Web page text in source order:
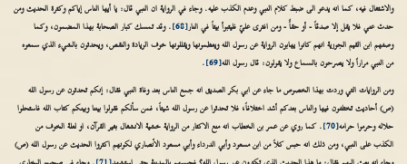
والاشتغال فيه، كما انه يدعو الى ضبط كلام النبي وعدم الكذب عليه. وجاء في الرواية ان النبي قال: يا أيها الناس إياكم وكثرة الحديث ومن
حدث عني فلا يقل إلا صدقاً - أو حقاًً - ومن افترى عليّ فليتبوأ بيتاً في النار[68]
. وقد تمسك كبار الصحابة بهذا المضمون، وكما
وصفهم ابن القيم الجوزية انهم كانوا يهابون الرواية عن رسول الله ويعظمونها ويقللونها خوف الزيادة والنقص، ويحدثون بالشيء الذي سمعوه
من النبي مراراً ولا يصرحون بالسماع ولا يقولون: قال رسول الله[69]
.
ومن الروايات التي وردت بهذا الخصوص ما جاء عن ابي بكر الصديق انه جمع الناس بعد وفاة النبي فقال: إنكم تحدثون عن رسول الله
(ص) أحاديث تختلفون فيها والناس بعدكم أشد اختلافاً؛ فلا تحدثوا عن رسول الله شيئاً، فمن سألكم فقولوا بيننا وبينكم كتاب الله فاستحلوا
حلاله وحرموا حرامه[70]
. كما روي عن عمر بن الخطاب انه منع الاكثار من الرواية خشية الانشغال بغير القرآن، او لعلة الخوف من
الكذب على النبي، ومن ذلك انه حبس كلاً من ابن مسعود وأبي الدرداء وأبي مسعود الأنصاري لكونهم اكثروا الحديث عن رسول الله (ص)